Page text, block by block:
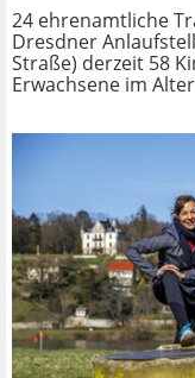
24 ehrenamtliche
Dresdner
Straße) derzeit 58
Erwachsene im